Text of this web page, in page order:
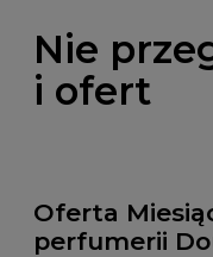
Nie
i ofert
Oferta
perfumerii